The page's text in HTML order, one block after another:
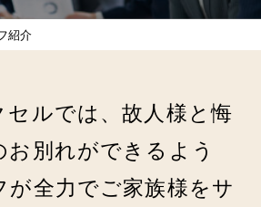
紹介
ルでは、故人様と悔
別れができるよう
が全力でご家族様をサ